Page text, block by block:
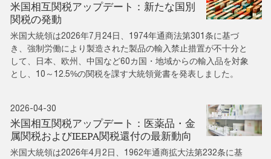
米国相互関税アップデート：新たな国別
関税の発動
米国大統領は2026年7月24日、1974年通商法第301条に基づ
き、強制労働により製造された製品の輸入禁止措置が不十分と
して、日本、欧州、中国など60カ国・地域からの輸入品を対象
とし、10～12.5%の関税を課す大統領覚書を発表しました。
2026-04-30
米国相互関税アップデート：医薬品・金
属関税およびIEEPA関税還付の最新動向
米国大統領は2026年4月2日、1962年通商拡大法第232条に基